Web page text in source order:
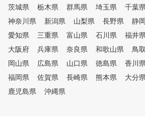
る 入退館管理や死角のない防
してご利用いただけます。 ・
プロコーチ所属なので月会費内
で手軽にワンポイントレッスン
を受けられる ・無料駐車場完
備で通いやすい 200台の無料駐
車場完備。屋根付駐車場もある
いただけます。 ・レンタル用
茨城県
栃木県 群馬県 埼玉県 千葉
神奈川県
新潟県 山梨県 長野県 静
愛知県
三重県 富山県 石川県 福井
大阪府
兵庫県 奈良県 和歌山県 鳥
岡山県
広島県 山口県 徳島県 香川
福岡県
佐賀県 長崎県 熊本県 大分
鹿児島県
沖縄県